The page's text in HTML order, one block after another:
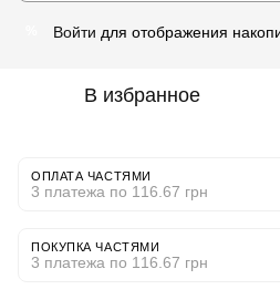
Войти для отображения
В избранное
ОПЛАТА ЧАСТЯМИ
3 платежа по 116.67 грн
ПОКУПКА ЧАСТЯМИ
3 платежа по 116.67 грн